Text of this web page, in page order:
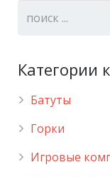
Категории
Батуты
Горки
Игровые